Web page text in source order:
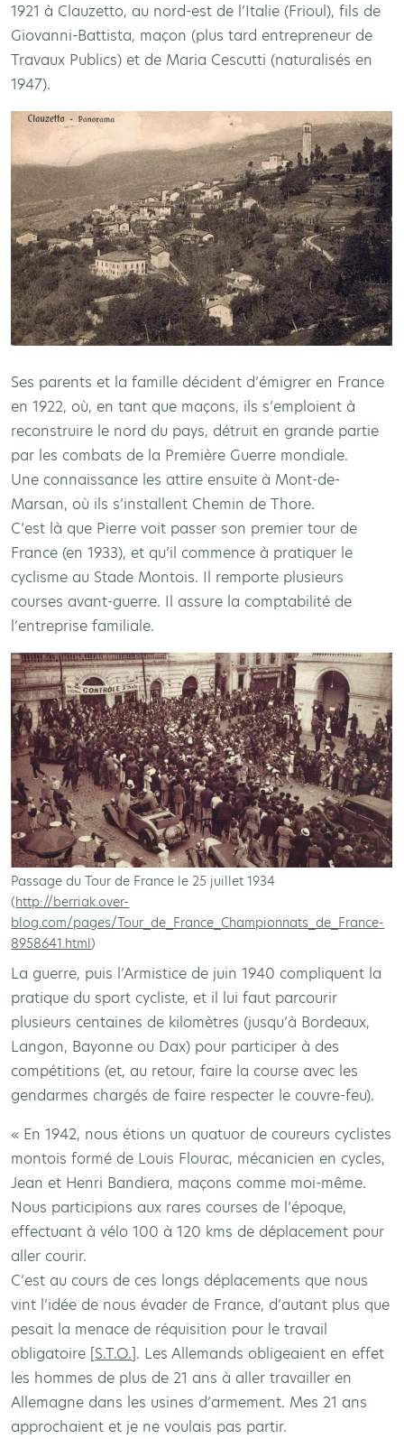
1921 à Clauzetto, au nord-est de l’Italie (Frioul), fils de
Giovanni-Battista, maçon (plus tard entrepreneur de
Travaux Publics) et de Maria Cescutti (naturalisés en
1947).
Ses parents et la famille décident d’émigrer en France
en 1922, où, en tant que maçons, ils s’emploient à
reconstruire le nord du pays, détruit en grande partie
par les combats de la Première Guerre mondiale.
Une connaissance les attire ensuite à Mont-de-
Marsan, où ils s’installent Chemin de Thore.
C’est là que Pierre voit passer son premier tour de
France (en 1933), et qu’il commence à pratiquer le
cyclisme au Stade Montois. Il remporte plusieurs
courses avant-guerre. Il assure la comptabilité de
l’entreprise familiale.
Passage du Tour de France le 25 juillet 1934
(http://berriak.over-
blog.com/pages/Tour_de_France_Championnats_de_France-
8958641.html)
La guerre, puis l’Armistice de juin 1940 compliquent la
pratique du sport cycliste, et il lui faut parcourir
plusieurs centaines de kilomètres (jusqu’à Bordeaux,
Langon, Bayonne ou Dax) pour participer à des
compétitions (et, au retour, faire la course avec les
gendarmes chargés de faire respecter le couvre-feu).
« En 1942, nous étions un quatuor de coureurs cyclistes
montois formé de Louis Flourac, mécanicien en cycles,
Jean et Henri Bandiera, maçons comme moi-même.
Nous participions aux rares courses de l’époque,
effectuant à vélo 100 à 120 kms de déplacement pour
aller courir.
C’est au cours de ces longs déplacements que nous
vint l’idée de nous évader de France, d’autant plus que
pesait la menace de réquisition pour le travail
obligatoire [S.T.O.]. Les Allemands obligeaient en effet
les hommes de plus de 21 ans à aller travailler en
Allemagne dans les usines d’armement. Mes 21 ans
approchaient et je ne voulais pas partir.